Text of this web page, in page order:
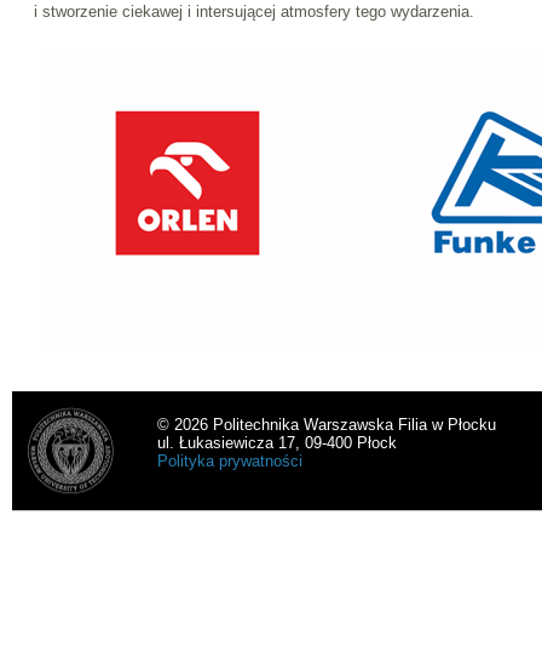
i stworzenie ciekawej i intersującej atmosfery tego wydarzenia.
© 2026 Politechnika Warszawska Filia w Płocku
ul. Łukasiewicza 17, 09-400 Płock
Polityka prywatności